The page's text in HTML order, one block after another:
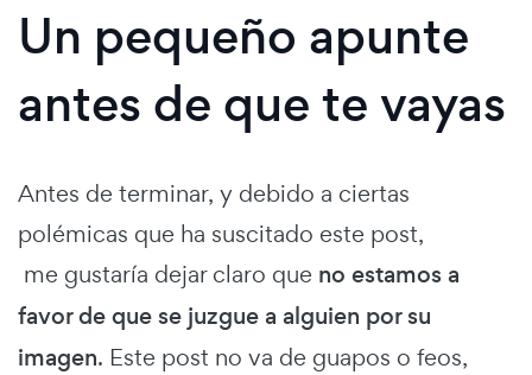
Un pequeño apunte
antes de que te vayas
Antes de terminar, y debido a ciertas
polémicas que ha suscitado este post,
me gustaría dejar claro que no estamos a
favor de que se juzgue a alguien por su
imagen. Este post no va de guapos o feos,